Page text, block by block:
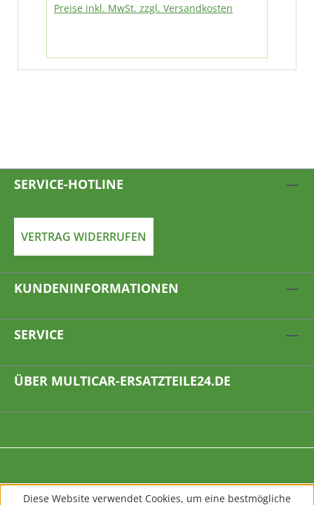
Preise inkl. MwSt. zzgl. Versandkosten
SERVICE-HOTLINE
VERTRAG WIDERRUFEN
KUNDENINFORMATIONEN
SERVICE
ÜBER MULTICAR-ERSATZTEILE24.DE
Diese Website verwendet Cookies, um eine bestmögliche